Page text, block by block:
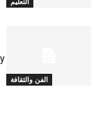
الفن والثقافة